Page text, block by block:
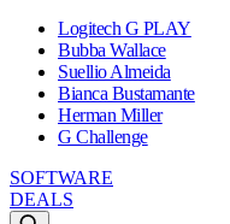
Logitech G PLAY
Bubba Wallace
Suellio Almeida
Bianca Bustamante
Herman Miller
G Challenge
SOFTWARE
DEALS